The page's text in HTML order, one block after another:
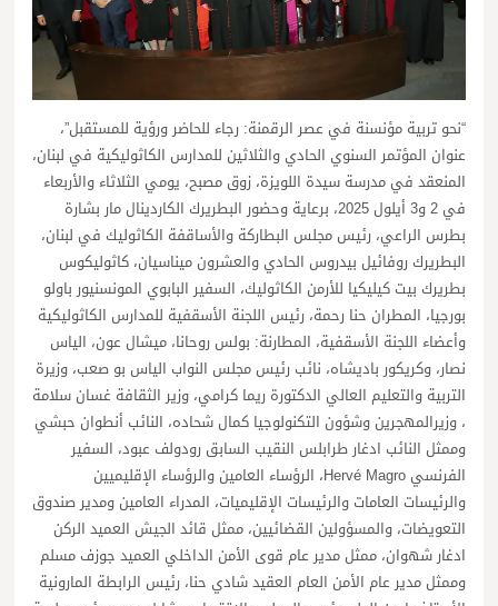
“نحو تربية مؤنسنة في عصر الرقمنة: رجاء للحاضر ورؤية للمستقبل”،
عنوان المؤتمر السنوي الحادي والثلاثين للمدارس الكاثوليكية في لبنان،
المنعقد في مدرسة سيدة اللويزة، زوق مصبح، يومي الثلاثاء والأربعاء
في 2 و3 أيلول 2025، برعاية وحضور البطريرك الكاردينال مار بشارة
بطرس الراعي، رئيس مجلس البطاركة والأساقفة الكاثوليك في لبنان،
البطريرك روفائيل بيدروس الحادي والعشرون ميناسيان، كاثوليكوس
بطريرك بيت كيليكيا للأرمن الكاثوليك، السفير البابوي المونسنيور باولو
بورجيا، المطران حنا رحمة، رئيس اللجنة الأسقفية للمدارس الكاثوليكية
وأعضاء اللجنة الأسقفية، المطارنة: بولس روحانا، ميشال عون، الياس
نصار، وكريكور باديشاه، نائب رئيس مجلس النواب الياس بو صعب، وزيرة
التربية والتعليم العالي الدكتورة ريما كرامي، وزير الثقافة غسان سلامة
، وزيرالمهجرين وشؤون التكنولوجيا كمال شحاده، النائب أنطوان حبشي
وممثل النائب ادغار طرابلس النقيب السابق رودولف عبود، السفير
الفرنسي Hervé Magro، الرؤساء العامين والرؤساء الإقليميين
والرئيسات العامات والرئيسات الإقليميات، المدراء العامين ومدير صندوق
التعويضات، والمسؤولين القضائيين، ممثل قائد الجيش العميد الركن
ادغار شهوان، ممثل مدير عام قوى الأمن الداخلي العميد جوزف مسلم
وممثل مدير عام الأمن العام العقيد شادي حنا، رئيس الرابطة المارونية